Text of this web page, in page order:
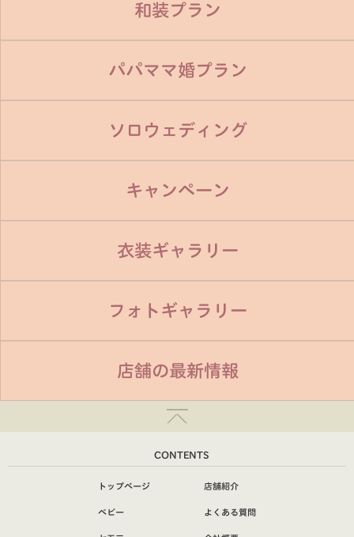
和装プラン
パパママ婚プラン
ソロウェディング
キャンペーン
衣装ギャラリー
フォトギャラリー
店舗の最新情報
CONTENTS
トップページ
ベビー
店舗紹介
よくある質問